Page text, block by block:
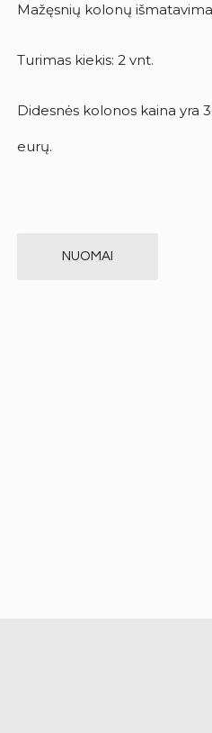
Mažęsnių kolonų
Turimas kiekis: 2 vnt.
Didesnės kolonos kaina yra
eurų.
NUOMAI